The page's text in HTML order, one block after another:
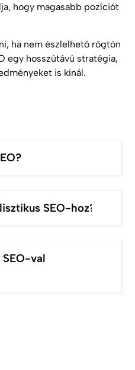
hogy magasabb pozíciót
ha nem észlelhető rögtön
egy hosszútávú stratégia,
is kínál.
SEO-hoz?
val